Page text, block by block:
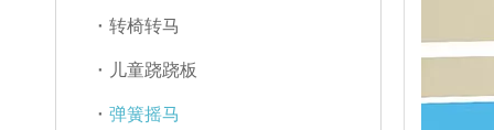
转椅转马
儿童跷跷板
弹簧摇马